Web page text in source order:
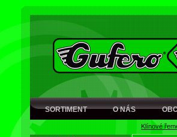
SORTIMENT O NÁS
Klínové